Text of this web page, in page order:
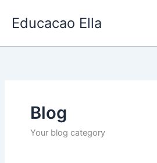
para
conteúdo
Educacao Ella
Blog
Your blog category